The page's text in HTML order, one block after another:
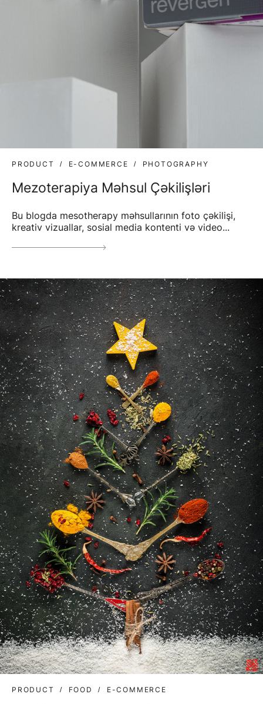
PRODUCT E-COMMERCE PHOTOGRAPHY
Mezoterapiya Məhsul Çəkilişləri
Bu blogda mesotherapy məhsullarının foto çəkilişi,
kreativ vizuallar, sosial media kontenti və video...
PRODUCT FOOD E-COMMERCE